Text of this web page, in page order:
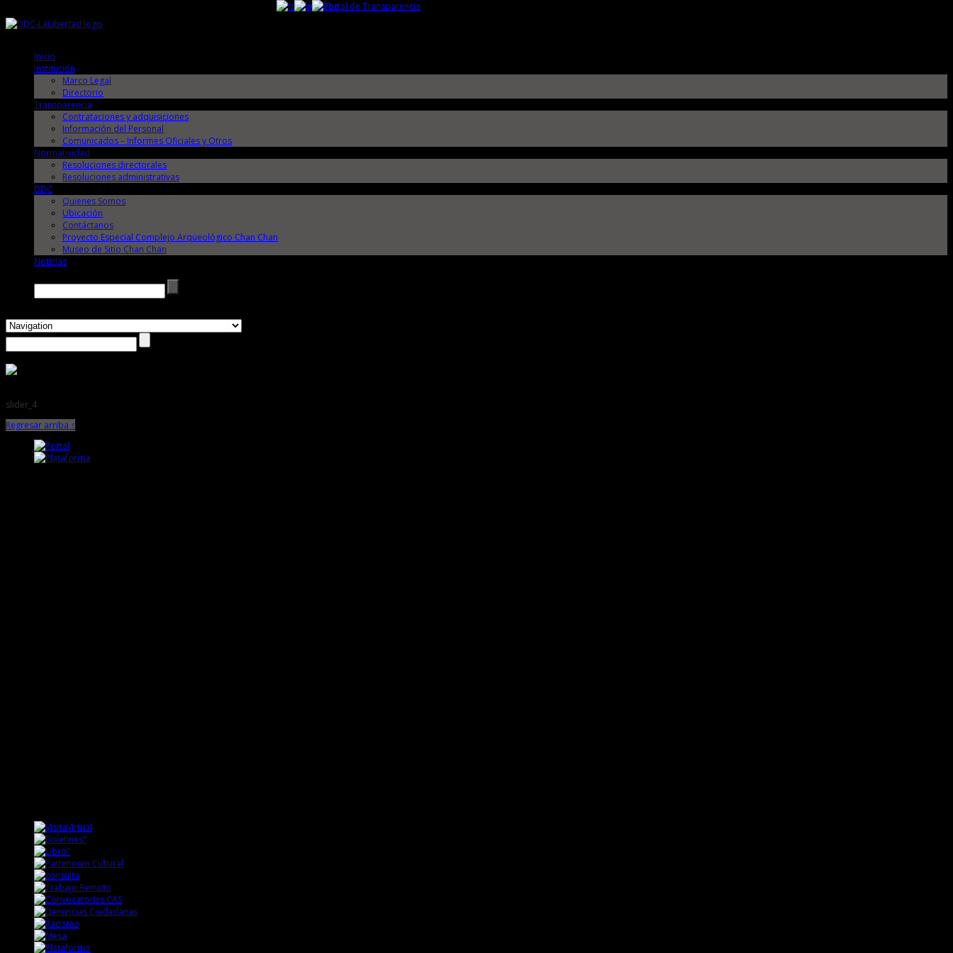
Inicio
Institución
Marco Legal
Directorio
Transparencia
Contrataciones y adquisiciones
Información del Personal
Comunicados – Informes Oficiales y Otros
Normatividad
Resoluciones directorales
Resoluciones administrativas
DDC
Quienes Somos
Ubicación
Contáctanos
Proyecto Especial Complejo Arqueológico Chan Chan
Museo de Sitio Chan Chan
Noticias
slider_4
Regresar arriba ↑